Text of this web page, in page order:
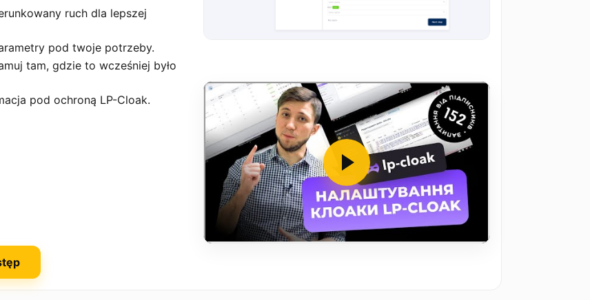
ruch dla lepszej
pod twoje potrzeby.
tam, gdzie to wcześniej było
pod ochroną LP-Cloak.